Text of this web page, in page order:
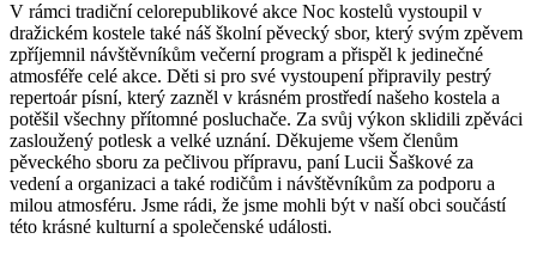
V rámci tradiční celorepublikové akce Noc kostelů vystoupil v
dražickém kostele také náš školní pěvecký sbor, který svým zpěvem
zpříjemnil návštěvníkům večerní program a přispěl k jedinečné
atmosféře celé akce. Děti si pro své vystoupení připravily pestrý
repertoár písní, který zazněl v krásném prostředí našeho kostela a
potěšil všechny přítomné posluchače. Za svůj výkon sklidili zpěváci
zasloužený potlesk a velké uznání. Děkujeme všem členům
pěveckého sboru za pečlivou přípravu, paní Lucii Šaškové za
vedení a organizaci a také rodičům i návštěvníkům za podporu a
milou atmosféru. Jsme rádi, že jsme mohli být v naší obci součástí
této krásné kulturní a společenské události.